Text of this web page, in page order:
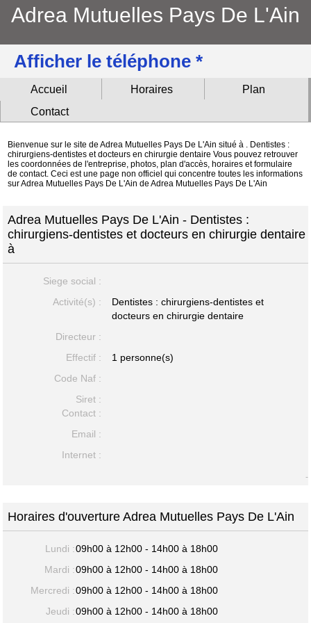
Adrea Mutuelles Pays De L'Ain
Afficher le téléphone *
Accueil Horaires
Plan
Contact
Bienvenue sur le site de Adrea Mutuelles Pays De L'Ain situé à . Dentistes :
chirurgiens-dentistes et docteurs en chirurgie dentaire Vous pouvez retrouver
les coordonnées de l'entreprise, photos, plan d'accès, horaires et formulaire
de contact. Ceci est une page non officiel qui concentre toutes les informations
sur Adrea Mutuelles Pays De L'Ain de Adrea Mutuelles Pays De L'Ain
Adrea Mutuelles Pays De L'Ain - Dentistes :
chirurgiens-dentistes et docteurs en chirurgie dentaire
à
Siege social :
Activité(s) :
Dentistes : chirurgiens-dentistes et
docteurs en chirurgie dentaire
Directeur :
Effectif :
1 personne(s)
Code Naf :
Siret :
Contact :
Email :
Internet :
-
Horaires d'ouverture Adrea Mutuelles Pays De L'Ain
Lundi :09h00 à 12h00 - 14h00 à 18h00
Mardi :09h00 à 12h00 - 14h00 à 18h00
Mercredi :09h00 à 12h00 - 14h00 à 18h00
Jeudi :09h00 à 12h00 - 14h00 à 18h00